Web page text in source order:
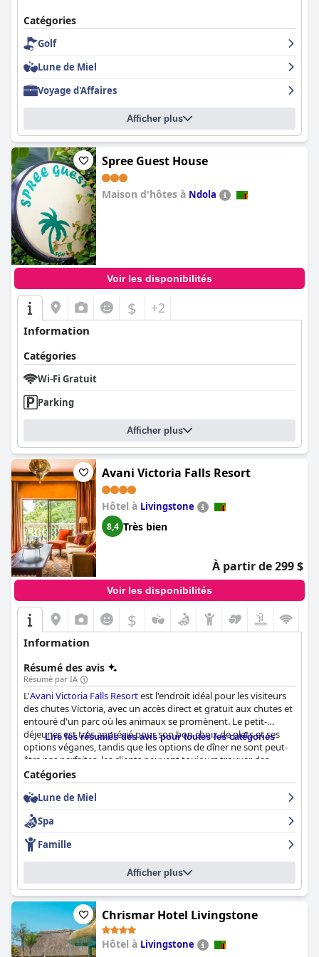
Catégories
Golf
Lune de Miel
Voyage d'Affaires
Afficher plus
Spree Guest House
Maison d'hôtes à Ndola
Voir les disponibilités
$ +2
Information
Catégories
Wi-Fi Gratuit
Parking
Afficher plus
Avani Victoria Falls Resort
Hôtel à Livingstone
8,4 Très bien
À partir de 299 $
Voir les disponibilités
$
Information
Résumé des avis
Résumé par IA
L'Avani Victoria Falls Resortest l'endroit idéal pour les visiteurs
des chutes Victoria, avec un accès direct et gratuit aux chutes et
entouré d'un parc où les animaux se promènent. Le petit-
déjeuner est très apprécié pour son bon choix de plats et ses
options véganes, tandis que les options de dîner ne sont peut-
être pas parfaites, les clients peuvent toujours trouver des
options agréables au menu. Les chambres d'hôtel sont
magnifiquement meublées et super propres, avec un personnel
amical et accommodant qui se surpasse pour s'assurer que les
clients passent un séjour agréable. La superbe piscine est
parfaite pour les familles avec de nombreuses zones ombragées
pour se détendre et profiter de l'excellente nourriture du bar.
Dans l'ensemble, l'
choix pour ceux qui recherchent une escapade tranquille avec
des équipements exceptionnels et un emplacement imbattable.
Lire les résumés des avis pour toutes les catégories
Catégories
Lune de Miel
Spa
Famille
Afficher plus
Chrismar Hotel Livingstone
Hôtel à Livingstone